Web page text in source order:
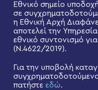
Εθνικό σημείο
σε
η Εθνική Αρχή
αποτελεί την
εθνικό συντονισμό
(Ν.4622/2019).
Για την υποβολή
πατήστε εδώ.